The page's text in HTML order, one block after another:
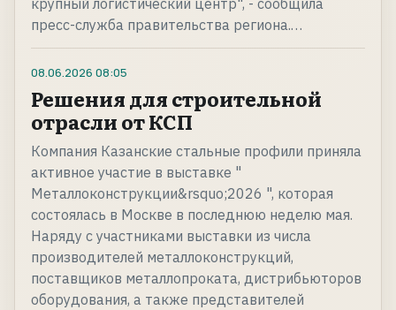
крупный логистический центр", - сообщила
пресс-служба правительства региона.…
08.06.2026 08:05
Решения для строительной
отрасли от КСП
Компания Казанские стальные профили приняла
активное участие в выставке "
Металлоконструкции&rsquo;2026 ", которая
состоялась в Москве в последнюю неделю мая.
Наряду с участниками выставки из числа
производителей металлоконструкций,
поставщиков металлопроката, дистрибьюторов
оборудования, а также представителей